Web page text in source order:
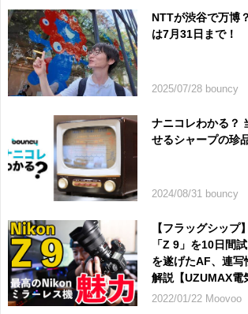
NTTが渋谷で万博
は7月31日まで！
2025/07/28 bouncy
ナニコレわかる？
せるシャープの珍
2024/08/31 bouncy
【フラッグシッ
「Z 9」を10日間
を遂げたAF、連写
解説【UZUMAX電
2022/01/22 Moovoo